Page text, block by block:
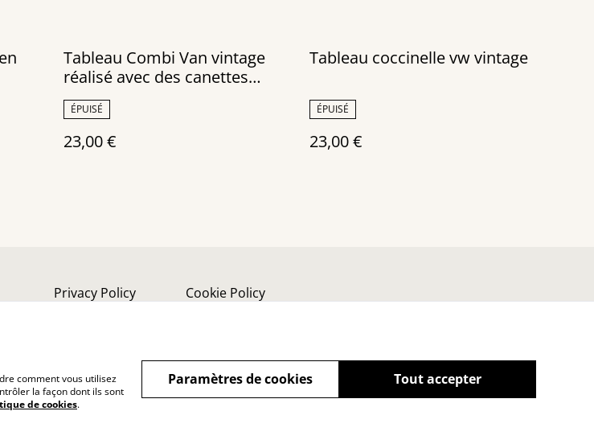
Tableau Combi Van vintage
réalisé avec des canettes
recyclées
ÉPUISÉ
23,00 €
Tableau coccinelle vw vintage
ÉPUISÉ
23,00 €
Privacy Policy Cookie Policy
comment vous utilisez
la façon dont ils sont
de cookies.
Tout accepter
Paramètres de cookies